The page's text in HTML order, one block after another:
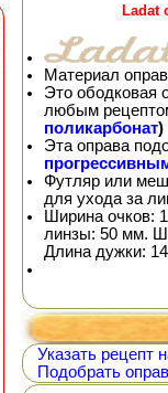
Ladat
Материал
Это ободковая
любым
поликарбонат)
Эта оправа
Футляр или
для ухода за
Ширина очков:
линзы: 50 мм.
Длина дужки:
Указать рецепт
Подобрать